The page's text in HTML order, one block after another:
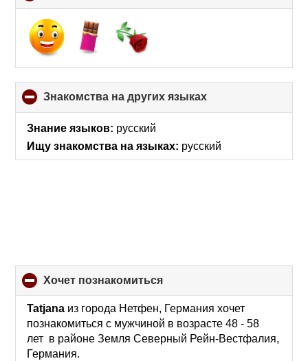
to
collapse
contents
Знакомства на других языках
to
Знание языков: русский
Ищу знакомства на языках: русский
хочет познакомиться
to
collapse
contents
Tatjana из города Нетфен, Германия хочет
познакомиться с мужчиной в возрасте 48 - 58
лет в районе Земля Северный Рейн-Вестфалия,
Германия.